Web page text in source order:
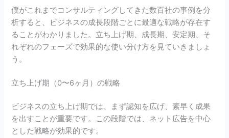
僕がこれまでコンサルティングしてきた数百社の事例を分
析すると、ビジネスの成長段階ごとに最適な戦略が存在す
ることがわかりました。立ち上げ期、成長期、安定期、そ
れぞれのフェーズで効果的な使い分け方を見ていきましょ
う。
立ち上げ期（0〜6ヶ月）の戦略
ビジネスの立ち上げ期では、まず認知を広げ、素早く成果
を出すことが重要です。この段階では、ネット広告を中心
とした戦略が効果的です。